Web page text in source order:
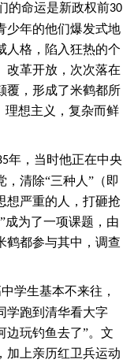
的命运是新政权前30
少年的他们爆发式地
人格，陷入狂热的个
改革开放，次次落在
覆，形成了米鹤都所
理想主义，复杂而鲜
年，当时他正在中央
清除“三种人”（即
想严重的人，打砸抢
成为了一项课题，由
鹤都参与其中，调查
学生基本不来往，
学跑到清华看大字
边玩钓鱼去了”。文
加上亲历红卫兵运动